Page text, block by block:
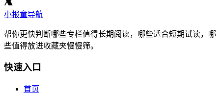
小报童导航
帮你更快判断哪些专栏值得长期阅读，哪些适合短期试读，哪
些值得放进收藏夹慢慢筛。
快速入口
首页